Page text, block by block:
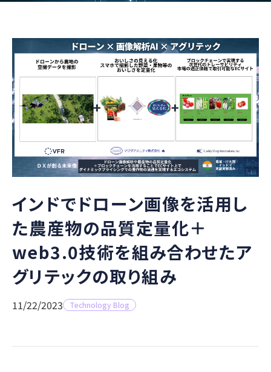
インドでドローン画像を活用し
た農産物の品質定量化＋
web3.0技術を組み合わせたア
グリテックの取り組み
11/22/2023 Technology Blog